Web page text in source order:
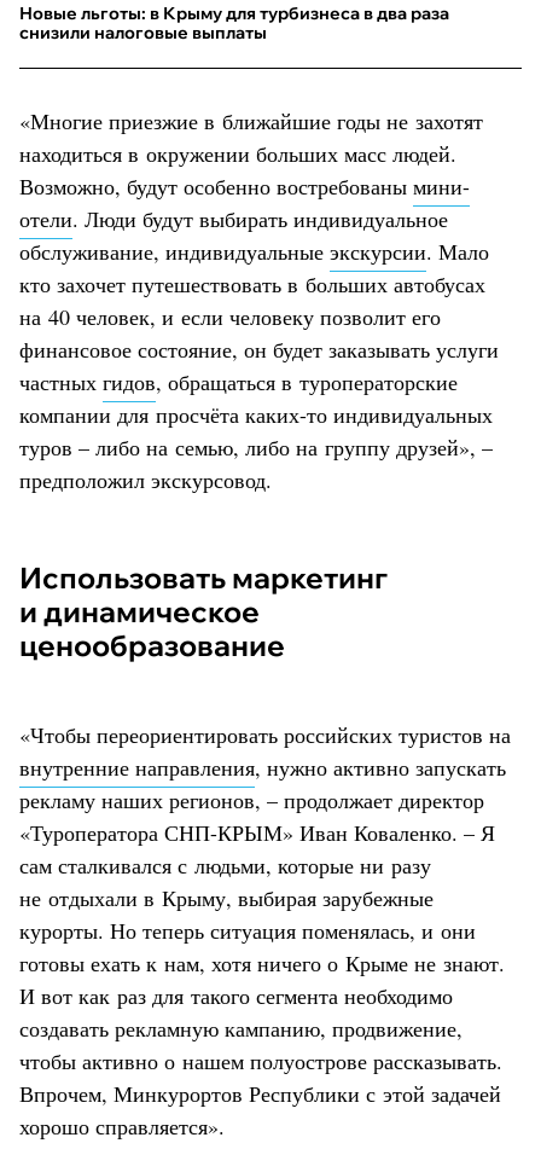
Новые льготы: в Крыму для турбизнеса в два раза
снизили налоговые выплаты
«Многие приезжие в ближайшие годы не захотят
находиться в окружении больших масс людей.
Возможно, будут особенно востребованы мини-
отели. Люди будут выбирать индивидуальное
обслуживание, индивидуальные экскурсии. Мало
кто захочет путешествовать в больших автобусах
на 40 человек, и если человеку позволит его
финансовое состояние, он будет заказывать услуги
частных гидов, обращаться в туроператорские
компании для просчёта каких-то индивидуальных
туров – либо на семью, либо на группу друзей», –
предположил экскурсовод.
Использовать маркетинг
и динамическое
ценообразование
«Чтобы переориентировать российских туристов на
внутренние направления, нужно активно запускать
рекламу наших регионов, – продолжает директор
«Туроператора СНП-КРЫМ» Иван Коваленко. – Я
сам сталкивался с людьми, которые ни разу
не отдыхали в Крыму, выбирая зарубежные
курорты. Но теперь ситуация поменялась, и они
готовы ехать к нам, хотя ничего о Крыме не знают.
И вот как раз для такого сегмента необходимо
создавать рекламную кампанию, продвижение,
чтобы активно о нашем полуострове рассказывать.
Впрочем, Минкурортов Республики с этой задачей
хорошо справляется».